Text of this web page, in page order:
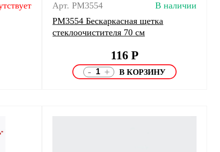
Арт. PM3554
В наличии
PM3554 Бескаркасная щетка
стеклоочистителя 70 см
116 Р
- +